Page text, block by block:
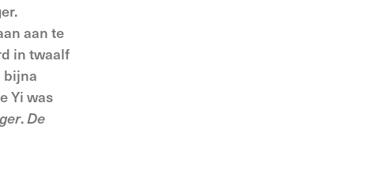
aan te
in twaalf
bijna
Yi was
.De